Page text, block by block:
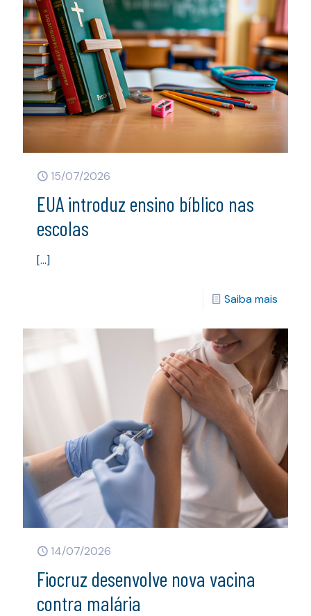
15/07/2026
EUA introduz ensino bíblico nas
escolas
[…]
Saiba mais
14/07/2026
Fiocruz desenvolve nova vacina
contra malária